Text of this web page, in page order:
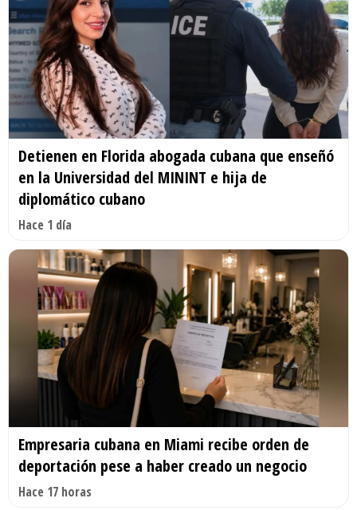
Detienen en Florida abogada cubana que enseñó
en la Universidad del MININT e hija de
diplomático cubano
Hace 1 día
Empresaria cubana en Miami recibe orden de
deportación pese a haber creado un negocio
Hace 17 horas